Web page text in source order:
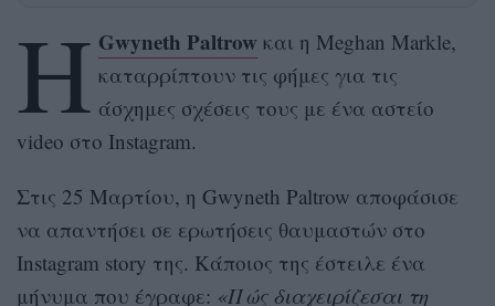
Η Gwyneth Paltrow και η Meghan Markle,
καταρρίπτουν τις φήμες για τις
άσχημες σχέσεις τους με ένα αστείο
video στο Instagram.
Στις 25 Μαρτίου, η Gwyneth Paltrow αποφάσισε
να απαντήσει σε ερωτήσεις θαυμαστών στο
Instagram story της. Κάποιος της έστειλε ένα
μήνυμα που έγραφε: «Πώς διαχειρίζεσαι τη